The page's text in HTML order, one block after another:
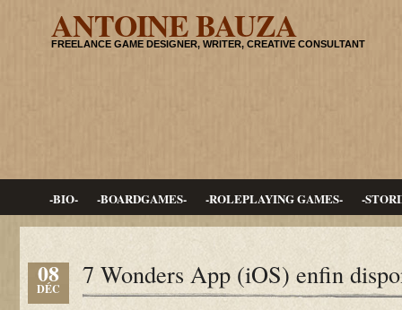
ANTOINE BAUZA
FREELANCE GAME DESIGNER, WRITER, CREATIVE CONSULTANT
-BIO- -BOARDGAMES- -ROLEPLAYING GAMES- -
08
DÉC 7 Wonders App (iOS) enfin